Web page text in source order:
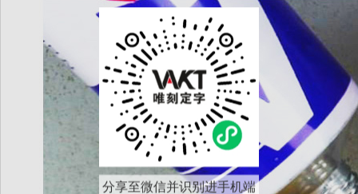
分享至微信并识别进手机端